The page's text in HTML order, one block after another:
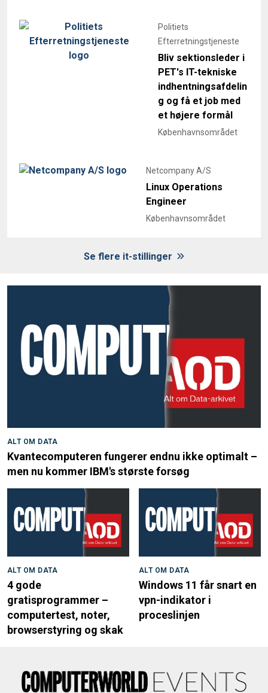
Politiets
Efterretningstjeneste
Bliv sektionsleder i
PET's IT-tekniske
indhentningsafdelin
g og få et job med
et højere formål
Københavnsområdet
Netcompany A/S
Linux Operations
Engineer
Københavnsområdet
Se flere it-stillinger
ALT OM DATA
Kvantecomputeren fungerer endnu ikke optimalt –
men nu kommer IBM's største forsøg
ALT OM DATA
4 gode
gratisprogrammer –
computertest, noter,
browserstyring og skak
ALT OM DATA
Windows 11 får snart en
vpn-indikator i
proceslinjen